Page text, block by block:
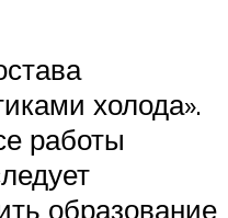
холода».
работы
образование